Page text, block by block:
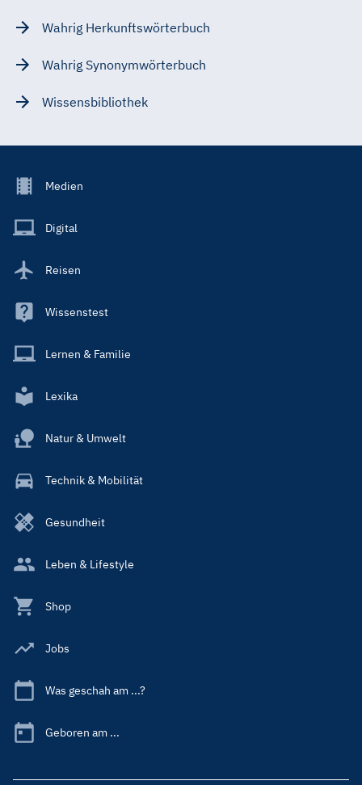
Wahrig Herkunftswörterbuch
Wahrig Synonymwörterbuch
Wissensbibliothek
Footer
Main
Medien
Digital
Reisen
Wissenstest
Lernen & Familie
Lexika
Natur & Umwelt
Technik & Mobilität
Gesundheit
Leben & Lifestyle
Shop
Jobs
Was geschah am ...?
Geboren am ...